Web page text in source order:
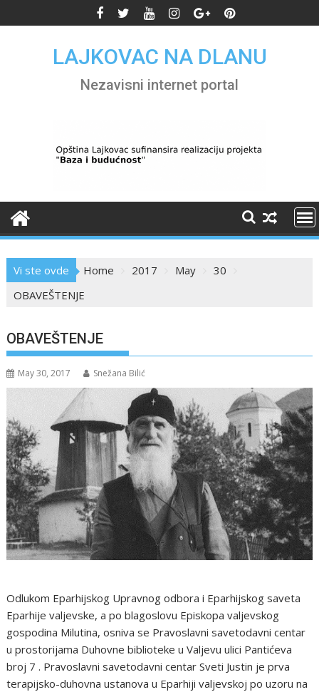
to
LAJKOVAC NA DLANU
Nezavisni internet portal
Vi ste ovde Home 2017 May
30
OBAVEŠTENJE
OBAVEŠTENJE
May 30, 2017 Snežana Bilić
Odlukom Eparhijskog Upravnog odbora i Eparhijskog saveta
Eparhije valjevske, a po blagoslovu Episkopa valjevskog
gospodina Milutina, osniva se Pravoslavni savetodavni centar
u prostorijama Duhovne biblioteke u Valjevu ulici Pantićeva
broj 7 . Pravoslavni savetodavni centar Sveti Justin je prva
terapijsko-duhovna ustanova u Eparhiji valjevskoj po uzoru na